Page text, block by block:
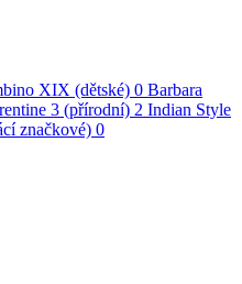
XIX (dětské) 0 Barbara
3 (přírodní) 2 Indian Style
značkové) 0